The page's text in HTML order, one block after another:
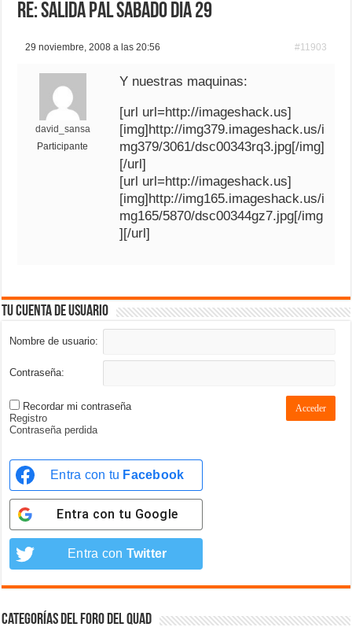
Re: salida pal sabado dia 29
29 noviembre, 2008 a las 20:56 #11903
david_sansa
Participante
Y nuestras maquinas:
[url url=http://imageshack.us]
[img]http://img379.imageshack.us/i
mg379/3061/dsc00343rq3.jpg[/img]
[/url]
[url url=http://imageshack.us]
[img]http://img165.imageshack.us/i
mg165/5870/dsc00344gz7.jpg[/img
][/url]
Tu cuenta de usuario
Nombre de usuario:
Contraseña:
Recordar mi contraseña Acceder
Registro
Contraseña perdida
Entra con tu Facebook
Entra con tu Google
Entra con Twitter
Categorías del foro del Quad